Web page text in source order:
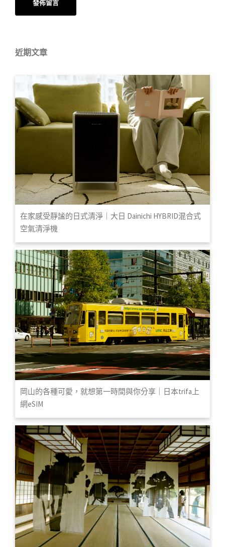
近期文章
在家感受靜謐的日式清淨｜大日 Dainichi HYBRID混合式
空氣清淨機
岡山的各種可愛，就想第一時間與你分享｜日本trifa上
網eSIM